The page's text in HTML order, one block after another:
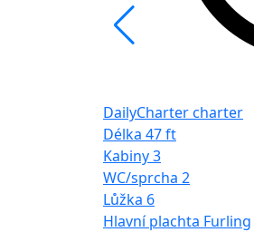
DailyCharter charter
Délka 47 ft
Kabiny3
WC/sprcha 2
Lůžka 6
Hlavní plachta Furling